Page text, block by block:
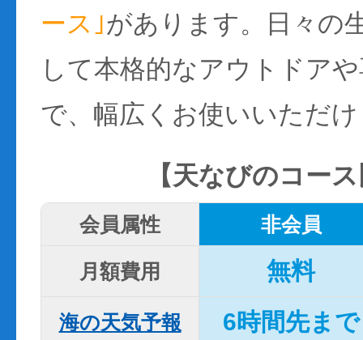
ース｣があります。日々の
して本格的なアウトドア
で、幅広くお使いいただ
【天なびのコー
会員属性 非会員
月額費用 無料
海の天気予報 6時間先まで